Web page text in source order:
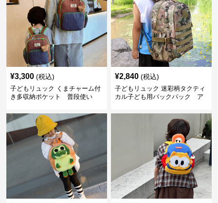
¥3,300 (税込)
子どもリュック くまチャーム付
き多収納ポケット 普段使い
¥2,840 (税込)
子どもリュック 迷彩柄タクティ
カル子ども用バックパック ア